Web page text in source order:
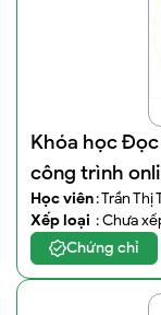
Khóa học
công trình
Học viên: Trần Thị
Xếp loại : Chưa
Chứng chỉ